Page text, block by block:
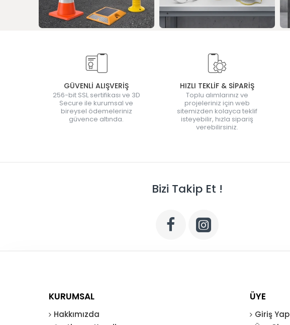
GÜVENLİ ALIŞVERİŞ
256-bit SSL sertifikası ve 3D
Secure ile kurumsal ve
bireysel ödemeleriniz
güvence altında.
HIZLI TEKLİF & SİPARİŞ
Toplu alımlarınız ve
projeleriniz için web
sitemizden kolayca teklif
isteyebilir, hızla sipariş
verebilirsiniz.
Bizi Takip Et !
KURUMSAL
Hakkımızda
ÜYE
Giriş Yap